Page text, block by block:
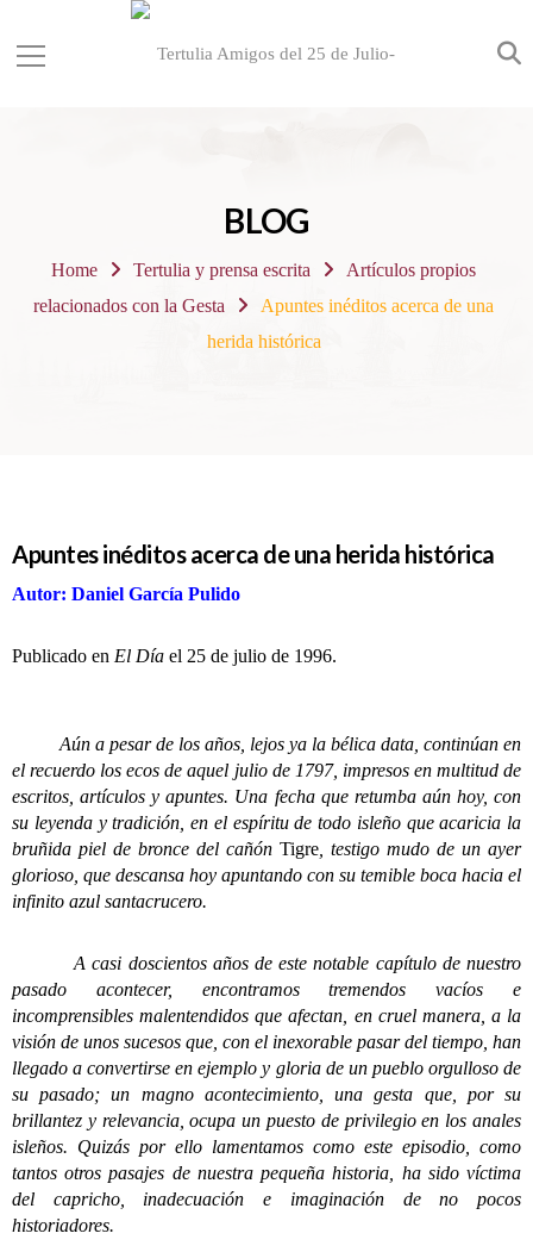
BLOG
Home Tertulia y prensa escrita
Artículos propios
relacionados con la Gesta
Apuntes inéditos acerca de una
herida histórica
Apuntes inéditos acerca de una herida histórica
Autor: Daniel García Pulido
Publicado en El Día el 25 de julio de 1996.
Aún a pesar de los años, lejos ya la bélica data, continúan en
el recuerdo los ecos de aquel julio de 1797, impresos en multitud de
escritos, artículos y apuntes. Una fecha que retumba aún hoy, con
su leyenda y tradición, en el espíritu de todo isleño que acaricia la
bruñida piel de bronce del cañón Tigre , testigo mudo de un ayer
glorioso, que descansa hoy apuntando con su temible boca hacia el
infinito azul santacrucero.
A casi doscientos años de este notable capítulo de nuestro
pasado acontecer, encontramos tremendos vacíos e
incomprensibles malentendidos que afectan, en cruel manera, a la
visión de unos sucesos que, con el inexorable pasar del tiempo, han
llegado a convertirse en ejemplo y gloria de un pueblo orgulloso de
su pasado; un magno acontecimiento, una gesta que, por su
brillantez y relevancia, ocupa un puesto de privilegio en los anales
isleños. Quizás por ello lamentamos como este episodio, como
tantos otros pasajes de nuestra pequeña historia, ha sido víctima
del capricho, inadecuación e imaginación de no pocos
historiadores.